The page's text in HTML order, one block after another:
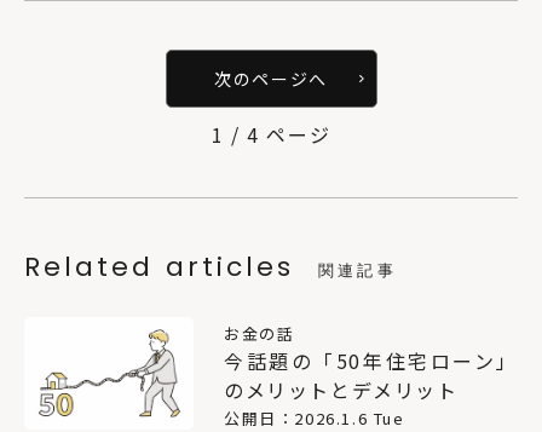
次のページへ
1 / 4 ページ
Related articles 関連記事
お金の話
今話題の「50年住宅ローン」
のメリットとデメリット
公開日：2026.1.6 Tue